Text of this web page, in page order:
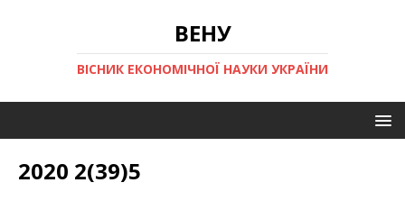
ВЕНУ
ВІСНИК ЕКОНОМІЧНОЇ НАУКИ УКРАЇНИ
2020 2(39)5